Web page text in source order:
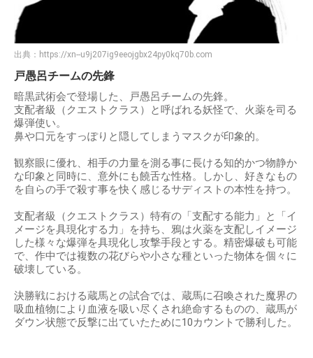
出典： https://xn--u9j207ig9eeojgbx24py0kq70b.com
戸愚呂チームの先鋒
暗黒武術会で登場した、戸愚呂チームの先鋒。
支配者級（クエストクラス）と呼ばれる妖怪で、火薬を司る
爆弾使い。
鼻や口元をすっぽりと隠してしまうマスクが印象的。
観察眼に優れ、相手の力量を測る事に長ける知的かつ物静か
な印象と同時に、意外にも饒舌な性格。しかし、好きなもの
を自らの手で殺す事を快く感じるサディストの本性を持つ。
支配者級（クエストクラス）特有の「支配する能力」と「イ
メージを具現化する力」を持ち、鴉は火薬を支配しイメージ
した様々な爆弾を具現化し攻撃手段とする。精密爆破も可能
で、作中では複数の花びらや小さな種といった物体を個々に
破壊している。
決勝戦における蔵馬との試合では、蔵馬に召喚された魔界の
吸血植物により血液を吸い尽くされ絶命するものの、蔵馬が
ダウン状態で反撃に出ていたために10カウントで勝利した。